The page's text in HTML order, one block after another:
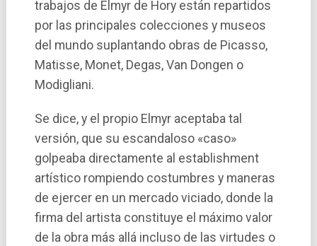
trabajos de Elmyr de Hory están repartidos
por las principales colecciones y museos
del mundo suplantando obras de Picasso,
Matisse, Monet, Degas, Van Dongen o
Modigliani.
Se dice, y el propio Elmyr aceptaba tal
versión, que su escandaloso «caso»
golpeaba directamente al establishment
artístico rompiendo costumbres y maneras
de ejercer en un mercado viciado, donde la
firma del artista constituye el máximo valor
de la obra más allá incluso de las virtudes o